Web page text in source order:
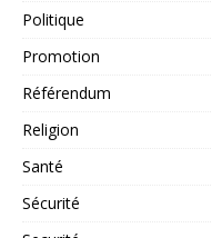
Politique
Promotion
Référendum
Religion
Santé
Sécurité